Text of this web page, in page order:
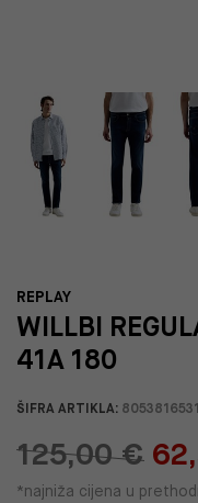
REPLAY
WILLBI
41A 180
ŠIFRA ARTIKLA:
125,00 €
*najniža cijena u